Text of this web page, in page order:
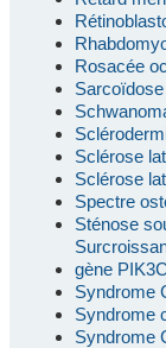
Rosacée
Sarcoïdose
Sclérose
Sclérose
Spectre
Sténose
gène
Syndrome
Syndrome
Syndrome